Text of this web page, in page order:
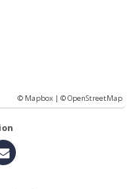
© Mapbox |© OpenStreetMap